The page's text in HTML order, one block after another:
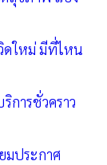
ดใหม่ มีที่ไหน
การชั่วคราว
มประกาศ